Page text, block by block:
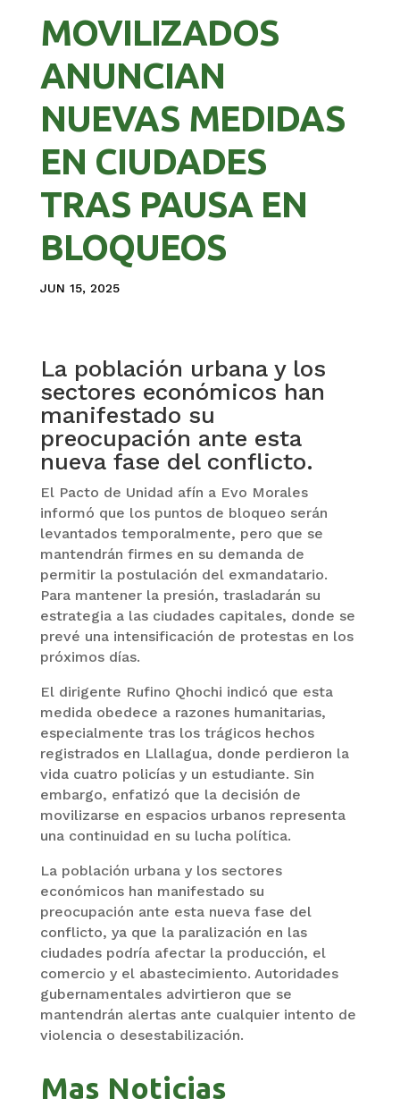
MOVILIZADOS
ANUNCIAN
NUEVAS MEDIDAS
EN CIUDADES
TRAS PAUSA EN
BLOQUEOS
JUN 15, 2025
La población urbana y los
sectores económicos han
manifestado su
preocupación ante esta
nueva fase del conflicto.
El Pacto de Unidad afín a Evo Morales
informó que los puntos de bloqueo serán
levantados temporalmente, pero que se
mantendrán firmes en su demanda de
permitir la postulación del exmandatario.
Para mantener la presión, trasladarán su
estrategia a las ciudades capitales, donde se
prevé una intensificación de protestas en los
próximos días.
El dirigente Rufino Qhochi indicó que esta
medida obedece a razones humanitarias,
especialmente tras los trágicos hechos
registrados en Llallagua, donde perdieron la
vida cuatro policías y un estudiante. Sin
embargo, enfatizó que la decisión de
movilizarse en espacios urbanos representa
una continuidad en su lucha política.
La población urbana y los sectores
económicos han manifestado su
preocupación ante esta nueva fase del
conflicto, ya que la paralización en las
ciudades podría afectar la producción, el
comercio y el abastecimiento. Autoridades
gubernamentales advirtieron que se
mantendrán alertas ante cualquier intento de
violencia o desestabilización.
Mas Noticias